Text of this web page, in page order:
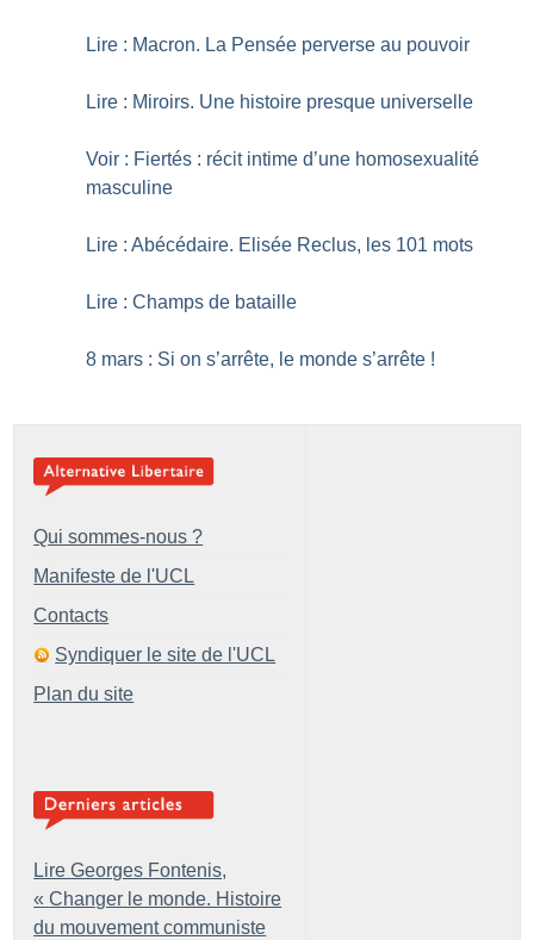
Lire : Macron. La Pensée ­perverse au pouvoir
Lire : Miroirs. Une histoire presque universelle
Voir : Fiertés : récit intime d’une homosexualité
masculine
Lire : Abécédaire. Elisée Reclus, les 101 mots
Lire : Champs de bataille
8 mars : Si on s’arrête, le monde s’arrête !
Qui sommes-nous ?
Manifeste de l'UCL
Contacts
Syndiquer le site de l'UCL
Plan du site
Lire Georges Fontenis,
« Changer le monde. Histoire
du mouvement communiste